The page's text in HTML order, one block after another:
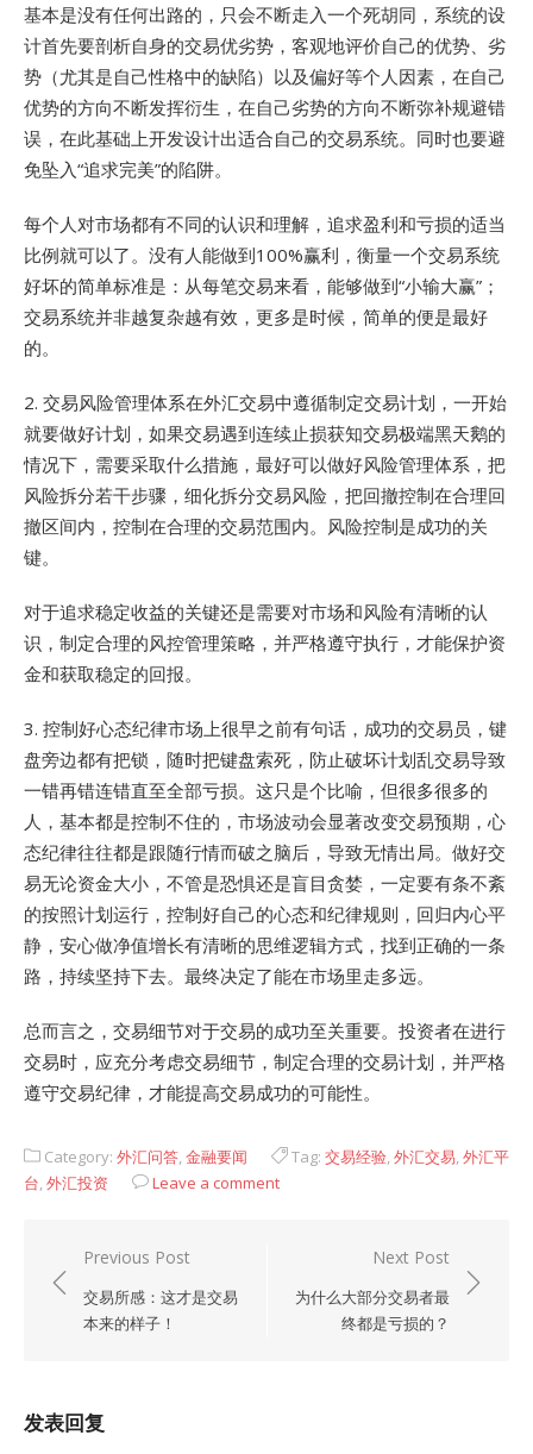
基本是没有任何出路的，只会不断走入一个死胡同，系统的设
计首先要剖析自身的交易优劣势，客观地评价自己的优势、劣
势（尤其是自己性格中的缺陷）以及偏好等个人因素，在自己
优势的方向不断发挥衍生，在自己劣势的方向不断弥补规避错
误，在此基础上开发设计出适合自己的交易系统。同时也要避
免坠入“追求完美”的陷阱。
每个人对市场都有不同的认识和理解，追求盈利和亏损的适当
比例就可以了。没有人能做到100%赢利，衡量一个交易系统
好坏的简单标准是：从每笔交易来看，能够做到“小输大赢”；
交易系统并非越复杂越有效，更多是时候，简单的便是最好
的。
2. 交易风险管理体系在外汇交易中遵循制定交易计划，一开始
就要做好计划，如果交易遇到连续止损获知交易极端黑天鹅的
情况下，需要采取什么措施，最好可以做好风险管理体系，把
风险拆分若干步骤，细化拆分交易风险，把回撤控制在合理回
撤区间内，控制在合理的交易范围内。风险控制是成功的关
键。
对于追求稳定收益的关键还是需要对市场和风险有清晰的认
识，制定合理的风控管理策略，并严格遵守执行，才能保护资
金和获取稳定的回报。
3. 控制好心态纪律市场上很早之前有句话，成功的交易员，键
盘旁边都有把锁，随时把键盘索死，防止破坏计划乱交易导致
一错再错连错直至全部亏损。这只是个比喻，但很多很多的
人，基本都是控制不住的，市场波动会显著改变交易预期，心
态纪律往往都是跟随行情而破之脑后，导致无情出局。做好交
易无论资金大小，不管是恐惧还是盲目贪婪，一定要有条不紊
的按照计划运行，控制好自己的心态和纪律规则，回归内心平
静，安心做净值增长有清晰的思维逻辑方式，找到正确的一条
路，持续坚持下去。最终决定了能在市场里走多远。
总而言之，交易细节对于交易的成功至关重要。投资者在进行
交易时，应充分考虑交易细节，制定合理的交易计划，并严格
遵守交易纪律，才能提高交易成功的可能性。
Category: 外汇问答,金融要闻 Tag: 交易经验,外汇交易,外汇平
台,外汇投资 Leave a comment
章
Previous Post
交易所感：这才是交易
本来的样子！
Next Post
为什么大部分交易者最
终都是亏损的？
发表回复